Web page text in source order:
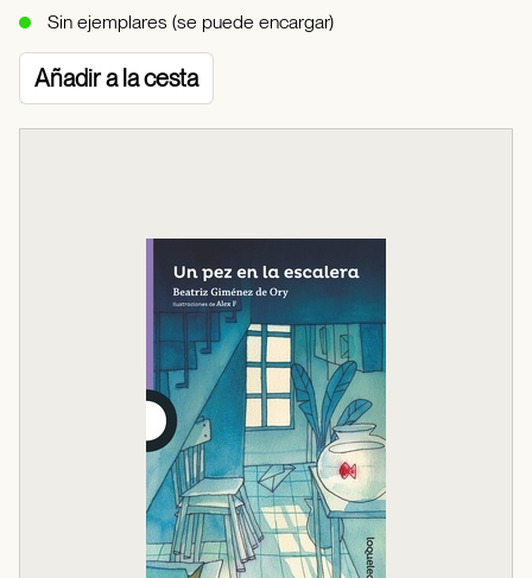
Sin ejemplares (se puede encargar)
Añadir a la cesta